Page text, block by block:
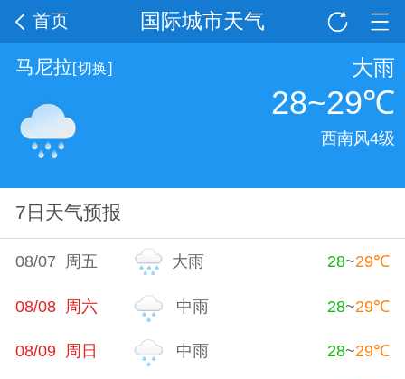
国际城市天气
首页
马尼拉[切换] 大雨
28~29℃
西南风4级
7日天气预报
08/07 周五 大雨 28~29℃
08/08 周六 中雨 28~29℃
08/09 周日 中雨 28~29℃